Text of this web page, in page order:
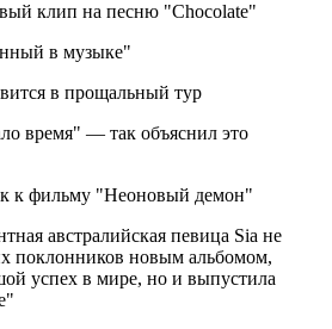
клип на песню "Chocolate"
в музыке"
в прощальный тур
время" — так объяснил это
к фильму "Неоновый демон"
австралийская певица Sia не
поклонников новым альбомом,
успех в мире, но и выпустила